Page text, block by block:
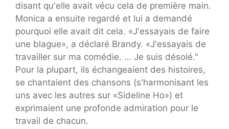
disant qu'elle avait vécu cela de première main.
Monica a ensuite regardé et lui a demandé
pourquoi elle avait dit cela. «J'essayais de faire
une blague», a déclaré Brandy. «J'essayais de
travailler sur ma comédie. … Je suis désolé."
Pour la plupart, ils échangeaient des histoires,
se chantaient des chansons (s'harmonisant les
uns avec les autres sur «Sideline Ho») et
exprimaient une profonde admiration pour le
travail de chacun.